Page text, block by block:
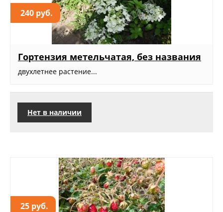
240 руб.
Гортензия метельчатая, без названия
двухлетнее растение...
Нет в наличии
25 руб.